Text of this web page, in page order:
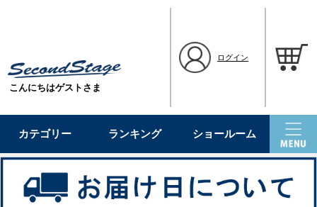
こんにちはゲストさま
ログイン
カテゴリー ランキング ショールーム